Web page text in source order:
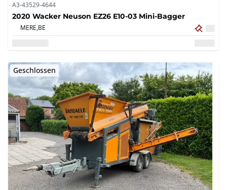
A3-43529-4644
2020 Wacker Neuson EZ26 E10-03 Mini-Bagger
MERE,BE
Geschlossen